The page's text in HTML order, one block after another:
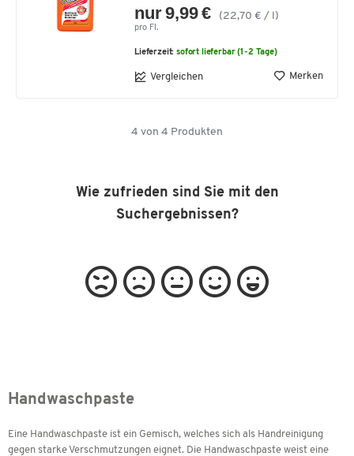
nur 9,99 € (22,70 € / l)
pro Fl.
Lieferzeit:sofort lieferbar (1-2 Tage)
Vergleichen Merken
4 von 4 Produkten
Wie zufrieden sind Sie mit den
Suchergebnissen?
Handwaschpaste
Eine Handwaschpaste ist ein Gemisch, welches sich als Handreinigung
gegen starke Verschmutzungen eignet. Die Handwaschpaste weist eine